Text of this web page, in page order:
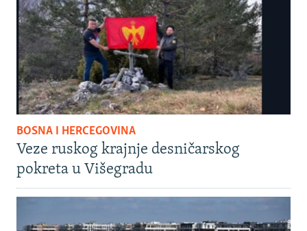
BOSNA I HERCEGOVINA
Veze ruskog krajnje desničarskog
pokreta u Višegradu